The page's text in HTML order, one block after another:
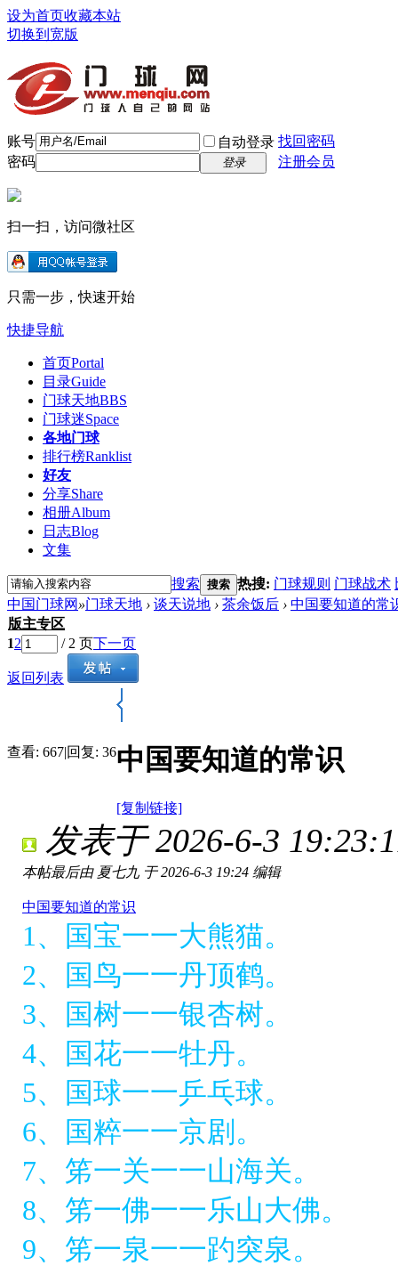
设为首页收藏本站
切换到宽版
账号 自动登录 找回密码
密码
登录 注册会员
扫一扫，访问微社区
只需一步，快速开始
快捷导航
首页Portal
目录Guide
门球天地BBS
门球迷Space
各地门球
排行榜Ranklist
好友
分享Share
相册Album
日志Blog
文集
搜索 搜索 热搜: 门球规则 门球战术
中国门球网 »门球天地 › 谈天说地 › 茶余饭后 › 中国要知道的常
版主专区
12 / 2 页下一页
返回列表
查看: 667|回复: 36中国要知道的常识
[复制链接]
发表于 2026-6-3
本帖最后由 夏七九 于 2026-6-3 19:24 编辑
中国要知道的常识
1、国宝一一大熊猫。
2、国鸟一一丹顶鹤。
3、国树一一银杏树。
4、国花一一牡丹。
5、国球一一乒乓球。
6、国粹一一京剧。
7、笫一关一一山海关。
8、笫一佛一一乐山大佛。
9、笫一泉一一趵突泉。